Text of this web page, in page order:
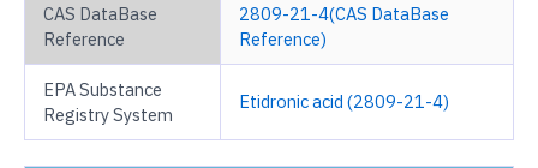
CAS DataBase
Reference
2809-21-4(CAS DataBase
Reference)
EPA Substance
Registry System
Etidronic acid (2809-21-4)